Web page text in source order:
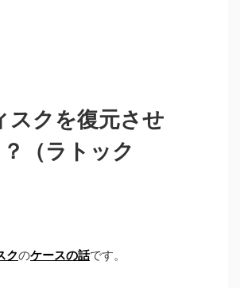
スクを復元させ
（ラトック
クのケースの話です。